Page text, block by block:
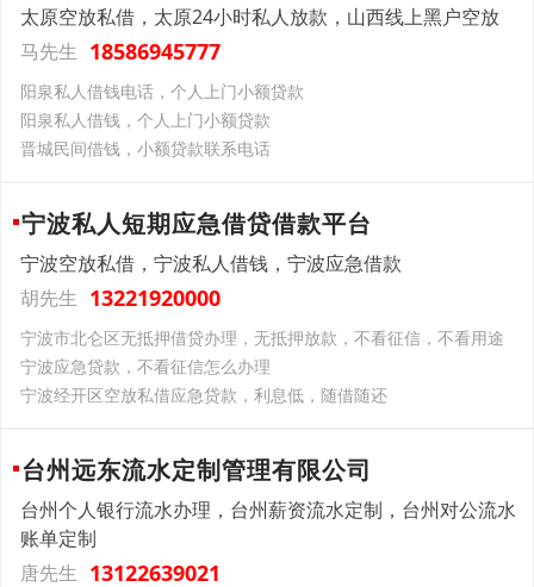
太原空放私借，太原24小时私人放款，山西线上黑户空放
马先生 18586945777
阳泉私人借钱电话，个人上门小额贷款
阳泉私人借钱，个人上门小额贷款
晋城民间借钱，小额贷款联系电话
宁波私人短期应急借贷借款平台
宁波空放私借，宁波私人借钱，宁波应急借款
胡先生 13221920000
宁波市北仑区无抵押借贷办理，无抵押放款，不看征信，不看用途
宁波应急贷款，不看征信怎么办理
宁波经开区空放私借应急贷款，利息低，随借随还
台州远东流水定制管理有限公司
台州个人银行流水办理，台州薪资流水定制，台州对公流水
账单定制
唐先生 13122639021